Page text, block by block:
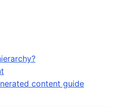
content guide